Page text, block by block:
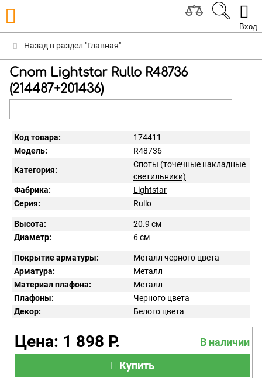
Вход
Назад в раздел "Главная"
Спот Lightstar Rullo R48736
(214487+201436)
Код товара:
174411
Модель:
R48736
Категория:
Споты (точечные накладные
светильники)
Фабрика:
Lightstar
Серия:
Rullo
Высота:
20.9 см
Диаметр:
6 см
Покрытие арматуры:
Металл черного цвета
Арматура:
Металл
Материал плафона:
Металл
Плафоны:
Черного цвета
Декор:
Белого цвета
Цена: 1 898 Р.
В наличии
Купить